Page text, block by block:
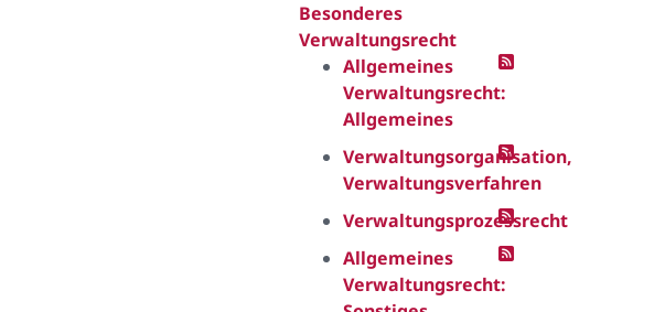
Besonderes
Verwaltungsrecht
Allgemeines
Verwaltungsrecht:
Allgemeines
Verwaltungsorganisation,
Verwaltungsverfahren
Verwaltungsprozessrecht
Allgemeines
Verwaltungsrecht: